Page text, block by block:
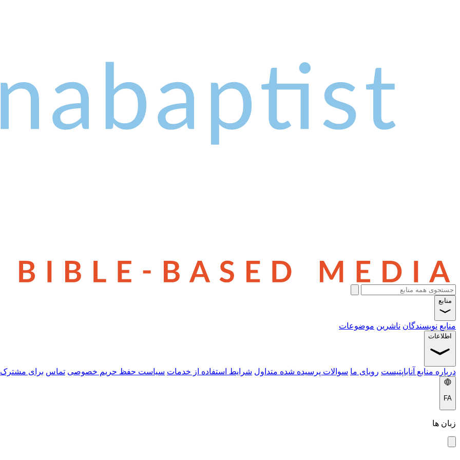
منابع
منابع نویسندگان ناشرین موضوعات
اطلاعات
درباره منابع آناباپتیست رویای ما سوالات پرسیده شده متداول شرایط استفاده از خدمات سیاست حفظ حریم خصوصی تماس برای
FA
زبان ها